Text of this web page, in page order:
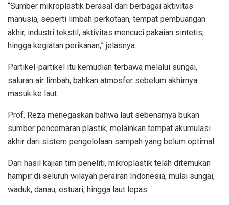
“Sumber mikroplastik berasal dari berbagai aktivitas
manusia, seperti limbah perkotaan, tempat pembuangan
akhir, industri tekstil, aktivitas mencuci pakaian sintetis,
hingga kegiatan perikanan,” jelasnya.
Partikel-partikel itu kemudian terbawa melalui sungai,
saluran air limbah, bahkan atmosfer sebelum akhirnya
masuk ke laut.
Prof. Reza menegaskan bahwa laut sebenarnya bukan
sumber pencemaran plastik, melainkan tempat akumulasi
akhir dari sistem pengelolaan sampah yang belum optimal.
Dari hasil kajian tim peneliti, mikroplastik telah ditemukan
hampir di seluruh wilayah perairan Indonesia, mulai sungai,
waduk, danau, estuari, hingga laut lepas.